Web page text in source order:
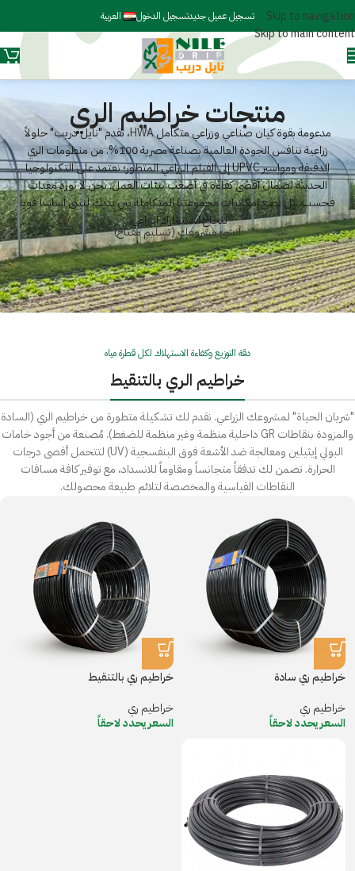
Skip to navigation
Skip to main content
تسجيل عميل جديدتسجيل الدخول العربية
منتجات خراطيم الري
مدعومة بقوة كيان صناعي وزراعي متكاملHWA، تقدم "نايل دريب" حلولاً
زراعية تنافس الجودة العالمية بصناعة مصرية 100%. من منظومات الري
الدقيقة ومواسير UPVC إلى الفيلم الزراعي المتطور؛ نعتمد على التكنولوجيا
الحديثة لضمان أقصى كفاءة في أصعب بيئات العمل. نحن لا نورد معدات
فحسب، بل نضع إمكانيات مجموعتنا المتكاملة بين يديك لنبني أساساً قوياً
لنجاح استثمارك الزراعي.
أنشئ مشروعك (تسليم مفتاح)
دقة التوزيع وكفاءة الاستهلاك لكل قطرة مياه
خراطيم الري بالتنقيط
"شريان الحياة" لمشروعك الزراعي. نقدم لك تشكيلة متطورة من خراطيم الري (السادة
والمزودة بنقاطات GR داخلية منظمة وغير منظمة للضغط). مُصنعة من أجود خامات
البولي إيثيلين ومعالجة ضد الأشعة فوق البنفسجية (UV) لتتحمل أقصى درجات
الحرارة. تضمن لك تدفقاً متجانساً ومقاوماً للانسداد، مع توفير كافة مسافات
النقاطات القياسية والمخصصة لتلائم طبيعة محصولك.
خراطيم ري سادة
خراطيم ري
السعر يحدد لاحقاً
خراطيم ري بالتنقيط
خراطيم ري
السعر يحدد لاحقاً